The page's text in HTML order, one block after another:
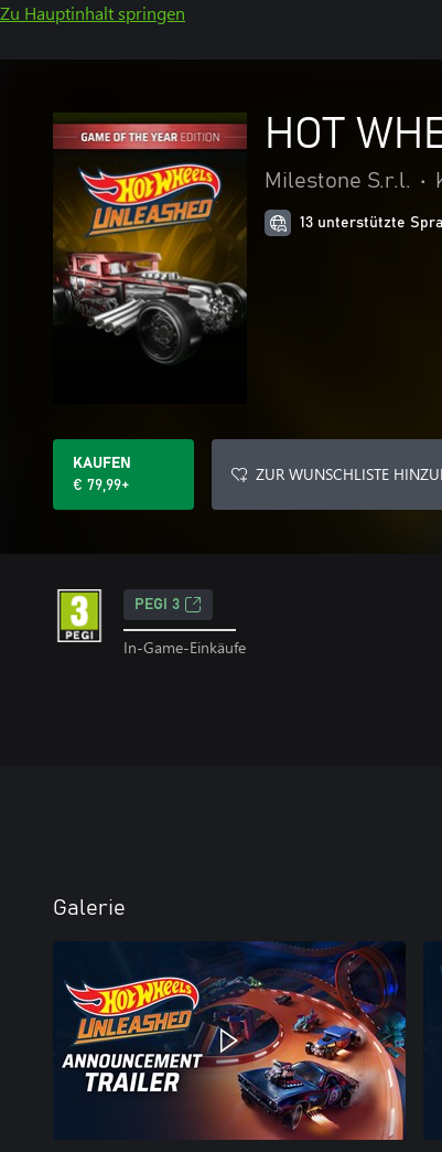
Zu Hauptinhalt springen
HOT
Milestone S.r.l. •
13 unterstützte
KAUFEN
€ 79,99+
ZUR WUNSCHLISTE
PEGI 3
In-Game-Einkäufe
Galerie